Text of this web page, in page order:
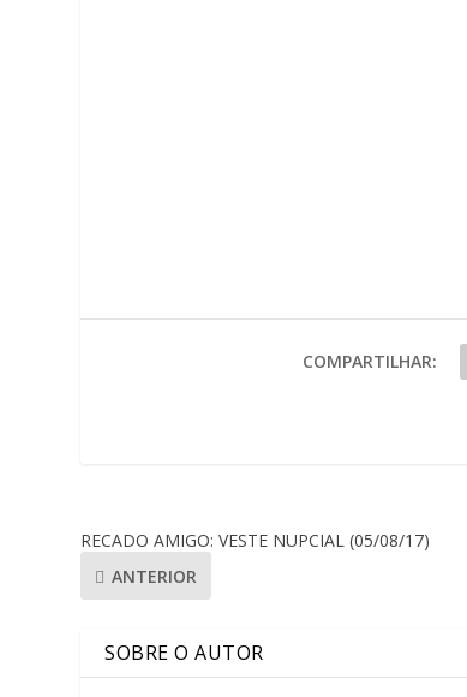
COMPARTILHAR:
RECADO AMIGO: VESTE NUPCIAL (05/08/17)
ANTERIOR
SOBRE O AUTOR